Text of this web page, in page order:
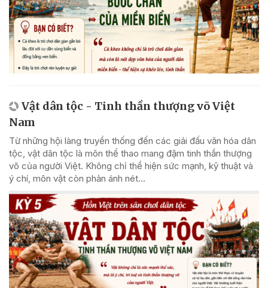
Vật dân tộc - Tinh thần thượng võ Việt
Nam
Từ những hội làng truyền thống đến các giải đấu văn hóa dân
tộc, vật dân tộc là môn thể thao mang đậm tinh thần thượng
võ của người Việt. Không chỉ thể hiện sức mạnh, kỹ thuật và
ý chí, môn vật còn phản ánh nét...